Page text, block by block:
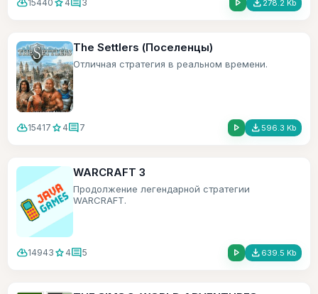
cloud_download15440 star 4comment 3 play_arrow file_download 278.2 Kb
The Settlers (Поселенцы)
Отличная стратегия в реальном времени.
cloud_download15417 star 4comment7 play_arrow file_download 596.3 Kb
WARCRAFT 3
Продолжение легендарной стратегии
WARCRAFT.
cloud_download14943 star 4comment5 play_arrow file_download 639.5 Kb